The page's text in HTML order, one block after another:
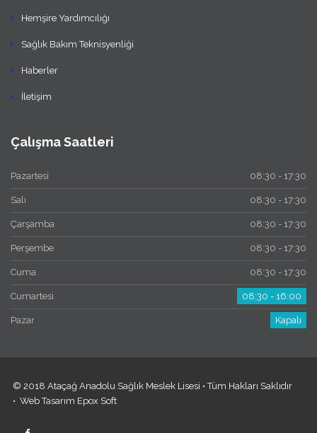
Hemşire Yardımcılığı
Sağlık Bakım Teknisyenliği
Haberler
İletişim
Çalışma Saatleri
Pazartesi 08:30 - 17:30
Salı 08:30 - 17:30
Çarşamba 08:30 - 17:30
Perşembe 08:30 - 17:30
Cuma 08:30 - 17:30
Cumartesi 08:30 - 16:00
Pazar Kapalı
© 2018 Ataçağ Anadolu Sağlık Meslek Lisesi • Tüm Hakları Saklıdır
• Web Tasarım Epox Soft